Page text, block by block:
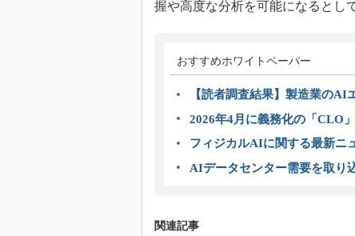
握や高度な分析を可能になるとし
おすすめホワイトペーパー
【読者調査結果】製造業のAI
2026年4月に義務化の「CLO
フィジカルAIに関する最新ニ
AIデータセンター需要を取り
関連記事